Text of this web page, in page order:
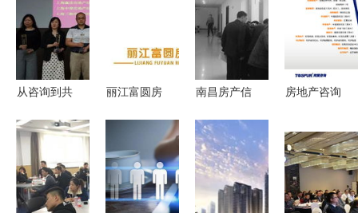
风光国际科
技创新的咨
询新路径
略与价值
从咨询到共
产的智慧升
级之路
丽江富圆房
置业咨询，
助您安家雪
山脚下
南昌房产信
注政策与便
利化的协同
发展
房地产咨询
发展趋势洞
见ppt